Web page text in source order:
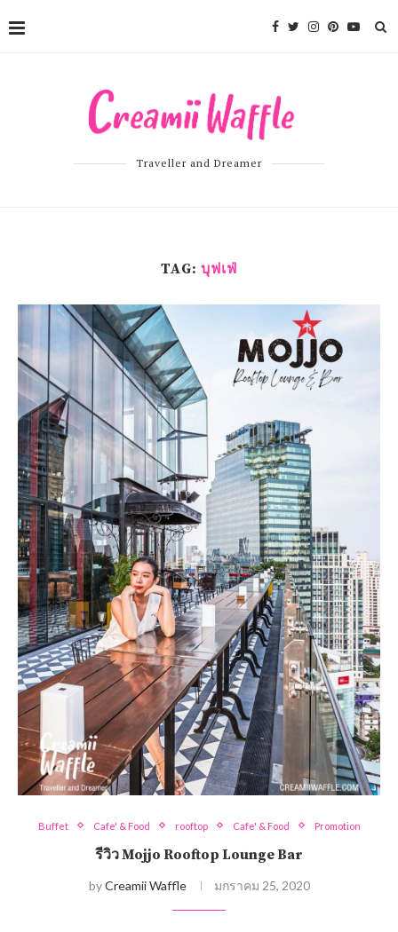
Traveller and Dreamer
TAG: บุฟเฟ่
Buffet Cafe' & Food rooftop Cafe' & Food Promotion
รีวิว Mojjo Rooftop Lounge Bar
byCreamii Waffle มกราคม 25, 2020